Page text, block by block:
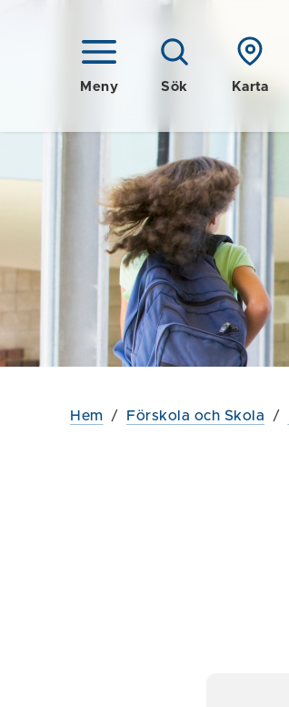
Meny Sök Karta
Hem / Förskola och Skola /